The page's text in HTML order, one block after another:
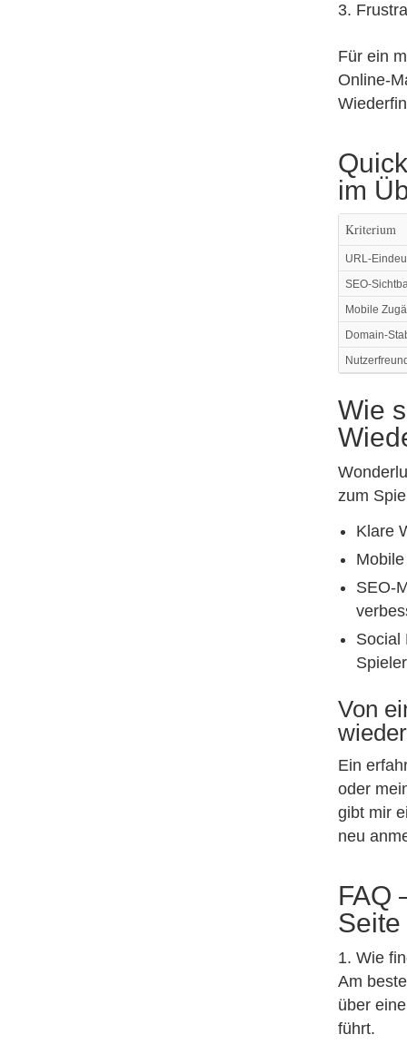
Für ein
Online-
im
Kriterium
URL-
SEO-
Mobile
Domain-
Wie
zum
Klare
SEO-
Social
Von
Ein
oder
gibt mir
neu
FAQ
1. Wie
Am
über
führt.